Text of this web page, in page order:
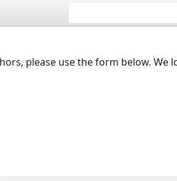
please use the form below.